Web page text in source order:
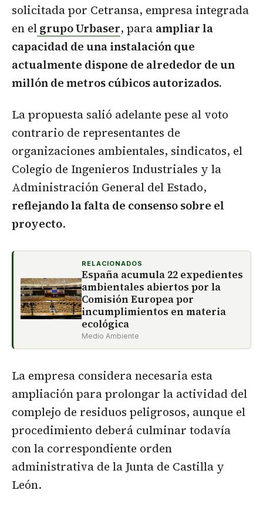
solicitada por Cetransa, empresa integrada
en elgrupo Urbaser, para ampliar la
capacidad de una instalación que
actualmente dispone de alrededor de un
millón de metros cúbicos autorizados.
La propuesta salió adelante pese al voto
contrario de representantes de
organizaciones ambientales, sindicatos, el
Colegio de Ingenieros Industriales y la
Administración General del Estado,
reflejando la falta de consenso sobre el
proyecto.
RELACIONADOS
España acumula 22 expedientes
ambientales abiertos por la
Comisión Europea por
incumplimientos en materia
ecológica
Medio Ambiente
La empresa considera necesaria esta
ampliación para prolongar la actividad del
complejo de residuos peligrosos, aunque el
procedimiento deberá culminar todavía
con la correspondiente orden
administrativa de la Junta de Castilla y
León.